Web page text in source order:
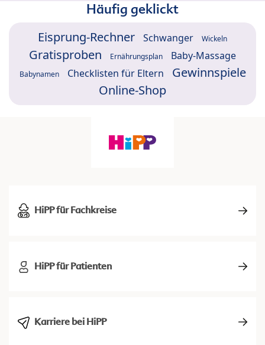
Häufig geklickt
Eisprung-Rechner Schwanger Wickeln
Gratisproben Ernährungsplan Baby-Massage
Babynamen Checklisten für Eltern
Gewinnspiele
Online-Shop
HiPP für Fachkreise
HiPP für Patienten
Karriere bei HiPP